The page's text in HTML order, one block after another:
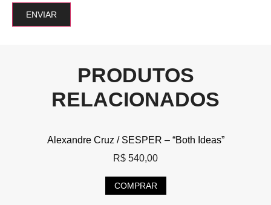
PRODUTOS
RELACIONADOS
Alexandre Cruz / SESPER – “Both Ideas”
R$ 540,00
COMPRAR